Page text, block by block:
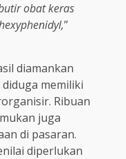
obat keras
”
diamankan
memiliki
Ribuan
juga
di pasaran.
diperlukan